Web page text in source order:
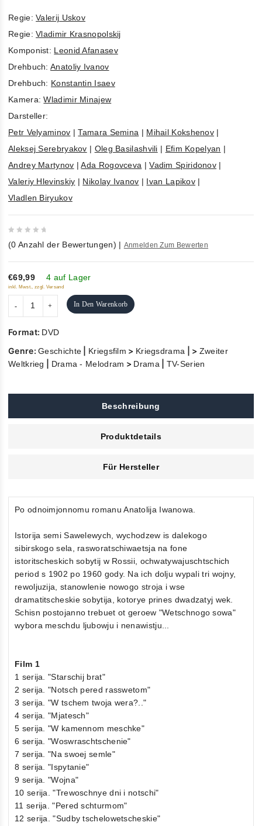
Regie:Valerij Uskov
Regie:Vladimir Krasnopolskij
Komponist: Leonid Afanasev
Drehbuch:Anatoliy Ivanov
Drehbuch: Konstantin Isaev
Kamera:Wladimir Minajew
Darsteller:
Petr Velyaminov |Tamara Semina | Mihail Kokshenov |
Aleksej Serebryakov | Oleg Basilashvili | Efim Kopelyan |
Andrey Martynov |Ada Rogovceva |Vadim Spiridonov |
Valeriy Hlevinskiy | Nikolay Ivanov | Ivan Lapikov |
Vladlen Biryukov
out
of
5
(0 Anzahl der Bewertungen) | Anmelden Zum Bewerten
€69,99 4 auf Lager
inkl. Mwst., zzgl. Versand
In Den Warenkorb
Format: DVD
Genre:Geschichte Kriegsfilm > Kriegsdrama | > Zweiter
Weltkrieg
Drama - Melodram > Drama TV-Serien
Beschreibung
Produktdetails
Für Hersteller
Po odnoimjonnomu romanu Anatolija Iwanowa.
Istorija semi Sawelewych, wychodzew is dalekogo
sibirskogo sela, rasworatschiwaetsja na fone
istoritscheskich sobytij w Rossii, ochwatywajuschtschich
period s 1902 po 1960 gody. Na ich dolju wypali tri wojny,
rewoljuzija, stanowlenie nowogo stroja i wse
dramatitscheskie sobytija, kotorye prines dwadzatyj wek.
Schisn postojanno trebuet ot geroew "Wetschnogo sowa"
wybora meschdu ljubowju i nenawistju...
Film 1
1 serija. "Starschij brat"
2 serija. "Notsch pered rasswetom"
3 serija. "W tschem twoja wera?.."
4 serija. "Mjatesch"
5 serija. "W kamennom meschke"
6 serija. "Woswraschtschenie"
7 serija. "Na swoej semle"
8 serija. "Ispytanie"
9 serija. "Wojna"
10 serija. "Trewoschnye dni i notschi"
11 serija. "Pered schturmom"
12 serija. "Sudby tschelowetscheskie"